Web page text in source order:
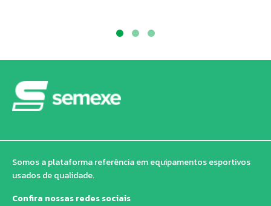
Somos a plataforma referência em equipamentos esportivos
usados de qualidade.
Confira nossas redes sociais